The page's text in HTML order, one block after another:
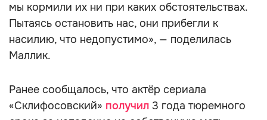
мы кормили их ни при каких обстоятельствах.
Пытаясь остановить нас, они прибегли к
насилию, что недопустимо», — поделилась
Маллик.
Ранее сообщалось, что актёр сериала
«Склифосовский» получил 3 года тюремного